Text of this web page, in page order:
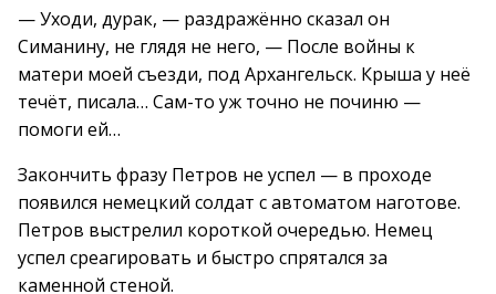
— Уходи, дурак, — раздражённо сказал он
Симанину, не глядя не него, — После войны к
матери моей съезди, под Архангельск. Крыша у неё
течёт, писала… Сам-то уж точно не починю —
помоги ей…
Закончить фразу Петров не успел — в проходе
появился немецкий солдат с автоматом наготове.
Петров выстрелил короткой очередью. Немец
успел среагировать и быстро спрятался за
каменной стеной.